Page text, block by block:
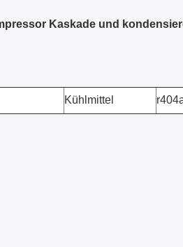
Kaskade und
Kühlmittel